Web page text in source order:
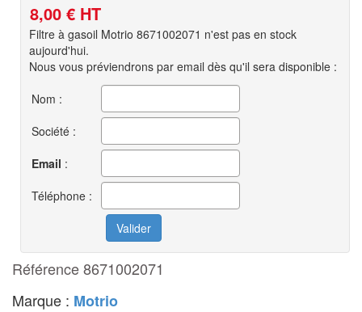
8,00 € HT
Filtre à gasoil Motrio 8671002071 n'est pas en stock
aujourd'hui.
Nous vous préviendrons par email dès qu'il sera disponible :
Nom :
Société :
Email :
Téléphone :
Référence 8671002071
Marque : Motrio